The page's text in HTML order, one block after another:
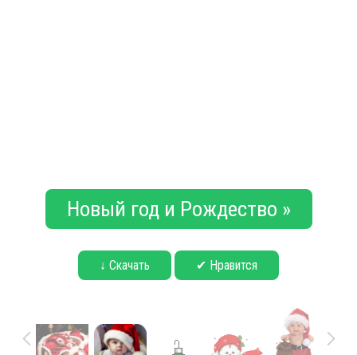
Новый год и Рождество »
↓ Скачать ✔ Нравится